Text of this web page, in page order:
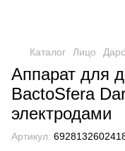
Каталог Лицо
Аппарат для
BactoSfera
электродами
Артикул: